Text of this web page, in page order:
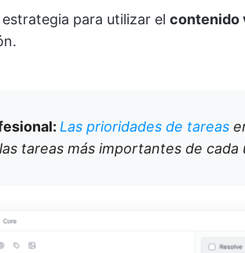
para utilizar el contenido
Las prioridades de tareas
tareas más importantes de